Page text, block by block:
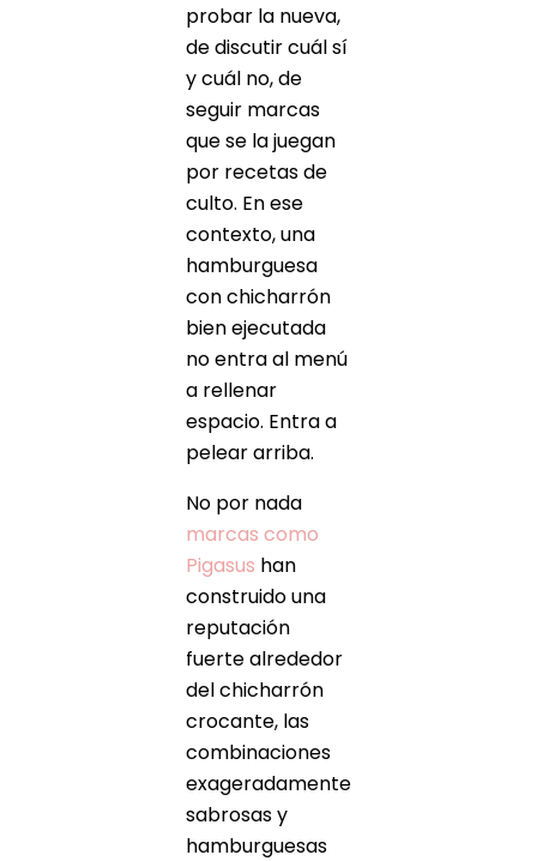
probar la nueva,
de discutir cuál sí
y cuál no, de
seguir marcas
que se la juegan
por recetas de
culto. En ese
contexto, una
hamburguesa
con chicharrón
bien ejecutada
no entra al menú
a rellenar
espacio. Entra a
pelear arriba.
No por nada
marcas como
Pigasus han
construido una
reputación
fuerte alrededor
del chicharrón
crocante, las
combinaciones
exageradamente
sabrosas y
hamburguesas